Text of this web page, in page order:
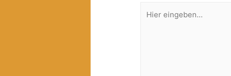
eingeben…